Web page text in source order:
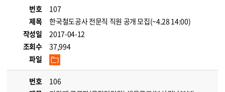
번호
107
제목
한국철도공사 전문직 직원 공개 모집(~4.28 14:00)
작성일
2017-04-12
조회수
37,994
파일
번호
106